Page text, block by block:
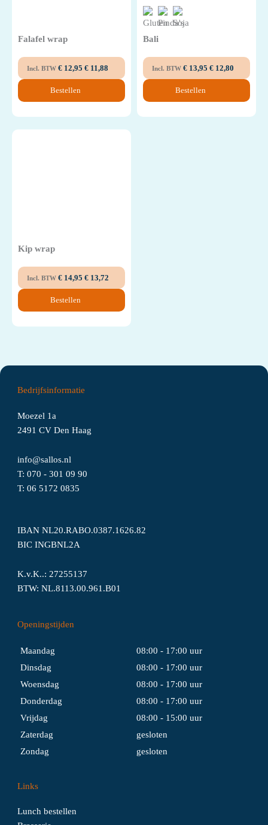
Falafel wrap
Incl. BTW € 12,95 € 11,88
Bestellen
Bali
Incl. BTW € 13,95 € 12,80
Bestellen
Kip wrap
Incl. BTW € 14,95 € 13,72
Bestellen
Bedrijfsinformatie
Moezel 1a
2491 CV Den Haag
info@sallos.nl
T:070 - 301 09 90
T:0651720835
IBAN NL20.RABO.0387.1626.82
BIC INGBNL2A
K.v.K..: 27255137
BTW: NL.8113.00.961.B01
Openingstijden
Maandag
08:00 - 17:00 uur
Dinsdag
08:00 - 17:00 uur
Woensdag
08:00 - 17:00 uur
Donderdag
08:00 - 17:00 uur
Vrijdag
08:00 - 15:00 uur
Zaterdag
gesloten
Zondag
gesloten
Links
Lunch bestellen